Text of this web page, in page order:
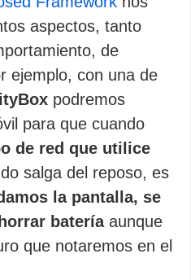
aspectos, tanto
de
ejemplo, con una de
podremos
para que cuando
de red que utilice
salga del reposo, es
la pantalla, se
bateríaaunque
que notaremos en el